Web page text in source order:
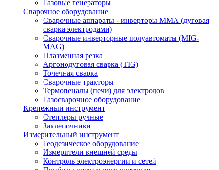
Газовые генераторы
Сварочное оборудование
Сварочные аппараты - инверторы ММА (дуговая
сварка электродами)
Сварочные инверторные полуавтоматы (MIG-
MAG)
Плазменная резка
Аргонодуговая сварка (TIG)
Точечная сварка
Сварочные тракторы
Термопеналы (печи) для электродов
Газосварочное оборудование
Крепёжный инструмент
Степлеры ручные
Заклепочники
Измерительный инструмент
Геодезическое оборудование
Измерители внешней среды
Контроль электроэнергии и сетей